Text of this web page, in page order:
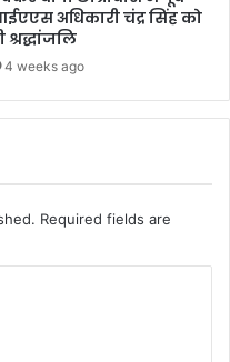
अधिकारी चंद्र सिंह को
श्रद्धांजलि
4 weeks ago
Required fields are